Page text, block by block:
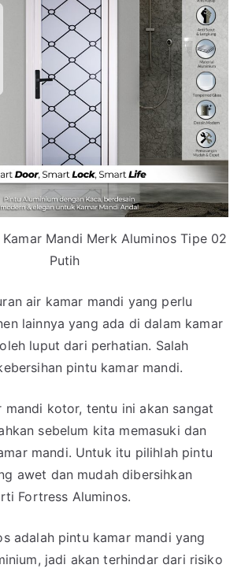
Mandi Merk Aluminos Tipe 02
Putih
air kamar mandi yang perlu
lainnya yang ada di dalam kamar
luput dari perhatian. Salah
pintu kamar mandi.
mandi kotor, tentu ini akan sangat
sebelum kita memasuki dan
mandi. Untuk itu pilihlah pintu
awet dan mudah dibersihkan
Fortress Aluminos.
adalah pintu kamar mandi yang
jadi akan terhindar dari risiko